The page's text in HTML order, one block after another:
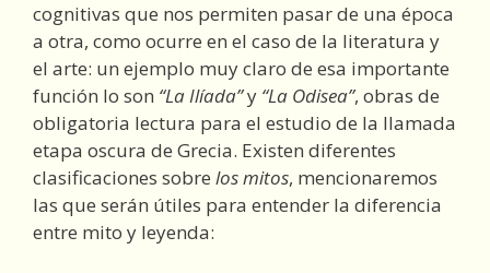
cognitivas que nos permiten pasar de una época
a otra, como ocurre en el caso de la literatura y
el arte: un ejemplo muy claro de esa importante
función lo son “La Ilíada”y “La Odisea”, obras de
obligatoria lectura para el estudio de la llamada
etapa oscura de Grecia. Existen diferentes
clasificaciones sobre los mitos, mencionaremos
las que serán útiles para entender la diferencia
entre mito y leyenda: